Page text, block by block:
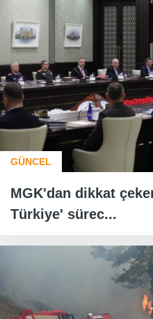
GÜNCEL
MGK'dan dikkat
Türkiye' sürec...